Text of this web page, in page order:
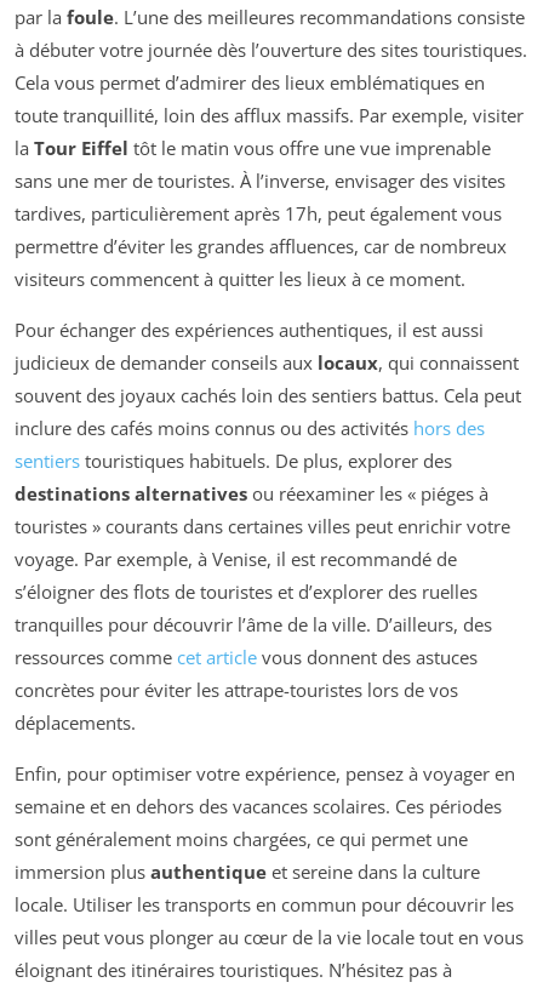
par la foule. L’une des meilleures recommandations consiste
à débuter votre journée dès l’ouverture des sites touristiques.
Cela vous permet d’admirer des lieux emblématiques en
toute tranquillité, loin des afflux massifs. Par exemple, visiter
la Tour Eiffel tôt le matin vous offre une vue imprenable
sans une mer de touristes. À l’inverse, envisager des visites
tardives, particulièrement après 17h, peut également vous
permettre d’éviter les grandes affluences, car de nombreux
visiteurs commencent à quitter les lieux à ce moment.
Pour échanger des expériences authentiques, il est aussi
judicieux de demander conseils aux locaux, qui connaissent
souvent des joyaux cachés loin des sentiers battus. Cela peut
inclure des cafés moins connus ou des activités hors des
sentiers touristiques habituels. De plus, explorer des
destinations alternatives ou réexaminer les « piéges à
touristes » courants dans certaines villes peut enrichir votre
voyage. Par exemple, à Venise, il est recommandé de
s’éloigner des flots de touristes et d’explorer des ruelles
tranquilles pour découvrir l’âme de la ville. D’ailleurs, des
ressources comme cet article vous donnent des astuces
concrètes pour éviter les attrape-touristes lors de vos
déplacements.
Enfin, pour optimiser votre expérience, pensez à voyager en
semaine et en dehors des vacances scolaires. Ces périodes
sont généralement moins chargées, ce qui permet une
immersion plus authentique et sereine dans la culture
locale. Utiliser les transports en commun pour découvrir les
villes peut vous plonger au cœur de la vie locale tout en vous
éloignant des itinéraires touristiques. N’hésitez pas à